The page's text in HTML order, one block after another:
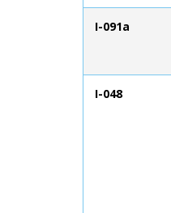
I-091a
I-048